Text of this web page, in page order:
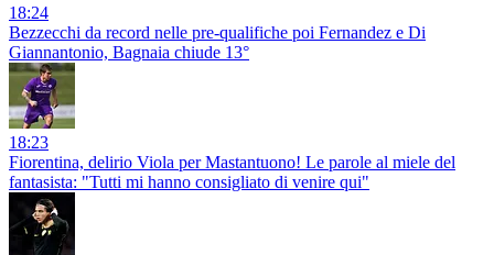
18:24
Bezzecchi da record nelle pre-qualifiche poi Fernandez e Di
Giannantonio, Bagnaia chiude 13°
18:23
Fiorentina, delirio Viola per Mastantuono! Le parole al miele del
fantasista: "Tutti mi hanno consigliato di venire qui"